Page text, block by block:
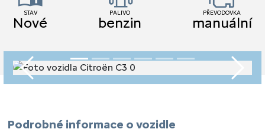
Předchozí
STAV
Nové
PALIVO
benzin
PŘEVODOVKA
manuální
Podrobné informace o vozidle